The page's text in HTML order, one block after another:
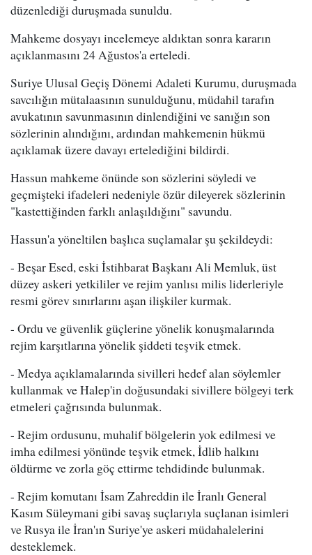
düzenlediği duruşmada sunuldu.
Mahkeme dosyayı incelemeye aldıktan sonra kararın
açıklanmasını 24 Ağustos'a erteledi.
Suriye Ulusal Geçiş Dönemi Adaleti Kurumu, duruşmada
savcılığın mütalaasının sunulduğunu, müdahil tarafın
avukatının savunmasının dinlendiğini ve sanığın son
sözlerinin alındığını, ardından mahkemenin hükmü
açıklamak üzere davayı ertelediğini bildirdi.
Hassun mahkeme önünde son sözlerini söyledi ve
geçmişteki ifadeleri nedeniyle özür dileyerek sözlerinin
"kastettiğinden farklı anlaşıldığını" savundu.
Hassun'a yöneltilen başlıca suçlamalar şu şekildeydi:
- Beşar Esed, eski İstihbarat Başkanı Ali Memluk, üst
düzey askeri yetkililer ve rejim yanlısı milis liderleriyle
resmi görev sınırlarını aşan ilişkiler kurmak.
- Ordu ve güvenlik güçlerine yönelik konuşmalarında
rejim karşıtlarına yönelik şiddeti teşvik etmek.
- Medya açıklamalarında sivilleri hedef alan söylemler
kullanmak ve Halep'in doğusundaki sivillere bölgeyi terk
etmeleri çağrısında bulunmak.
- Rejim ordusunu, muhalif bölgelerin yok edilmesi ve
imha edilmesi yönünde teşvik etmek, İdlib halkını
öldürme ve zorla göç ettirme tehdidinde bulunmak.
- Rejim komutanı İsam Zahreddin ile İranlı General
Kasım Süleymani gibi savaş suçlarıyla suçlanan isimleri
ve Rusya ile İran'ın Suriye'ye askeri müdahalelerini
desteklemek.